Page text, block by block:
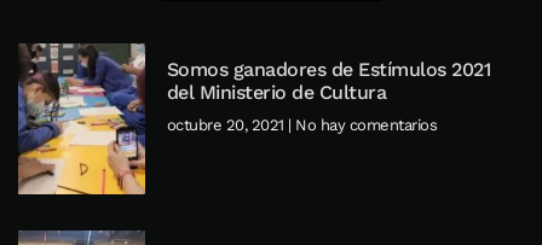
Somos ganadores de Estímulos 2021
del Ministerio de Cultura
octubre 20, 2021 No hay comentarios